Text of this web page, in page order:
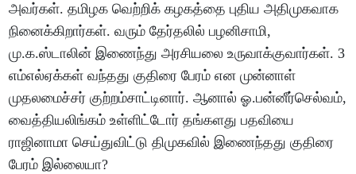
அவர்கள். தமிழக வெற்றிக் கழகத்தை புதிய அதிமுகவாக
நினைக்கிறார்கள். வரும் தேர்தலில் பழனிசாமி,
மு.க.ஸ்டாலின் இணைந்து அரசியலை உருவாக்குவார்கள்‌. 3
எம்எல்ஏக்கள் வந்தது குதிரை பேரம் என முன்னாள்
முதலமைச்சர் குற்றம்சாட்டினார். ஆனால் ஓ.பன்னீர்செல்வம்,
வைத்தியலிங்கம் உள்ளிட்டோர் தங்களது பதவியை
ராஜினாமா செய்துவிட்டு திமுகவில் இணைந்தது குதிரை
பேரம் இல்லையா?